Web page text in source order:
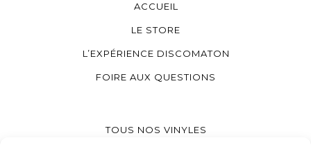
ACCUEIL
LE STORE
L’EXPÉRIENCE DISCOMATON
FOIRE AUX QUESTIONS
TOUS NOS VINYLES